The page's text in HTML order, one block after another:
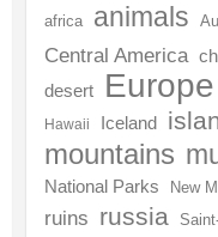
africa animals
Central America
desert Europe
Hawaii Iceland
mountains
National Parks New
ruins russia